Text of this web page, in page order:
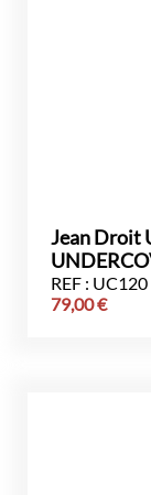
Jean Droit
REF : UC120
79,00€